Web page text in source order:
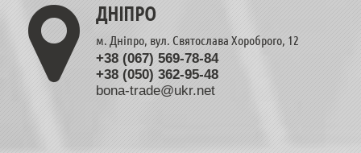
ДНІПРО
м. Дніпро, вул. Святослава Хороброго, 12
+38 (067) 569-78-84
+38 (050) 362-95-48